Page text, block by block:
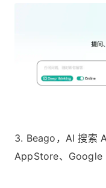
3. Beago，AI 搜索
AppStore、Google